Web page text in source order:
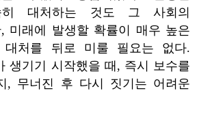
히 대처하는 것도 그 사회의
, 미래에 발생할 확률이 매우 높은
대처를 뒤로 미룰 필요는 없다.
생기기 시작했을 때, 즉시 보수를
, 무너진 후 다시 짓기는 어려운